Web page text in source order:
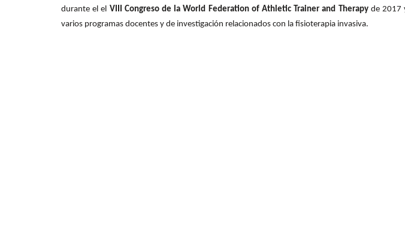
durante el el VIII Congreso de la World Federation of Athletic Trainer and Therapyde 2017
varios programas docentes y de investigación relacionados con la fisioterapia invasiva.